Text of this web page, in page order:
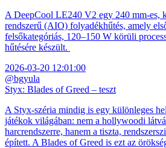
A DeepCool LE240 V2 egy 240 mm-es,
rendszerű (AIO) folyadékhűtés, amely
felsőkategóriás, 120–150 W körüli
hűtésére készült.
2026-03-20 12:01:00
@bgyula
Styx: Blades of Greed – teszt
A Styx-széria mindig is egy különleges
játékok világában: nem a hollywoodi
harcrendszerre, hanem a tiszta,
épített. A Blades of Greed is ezt az